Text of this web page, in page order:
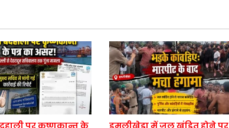
पर कृष्णकान्त के
इमलीखेड़ा में जल खंडित होने पर